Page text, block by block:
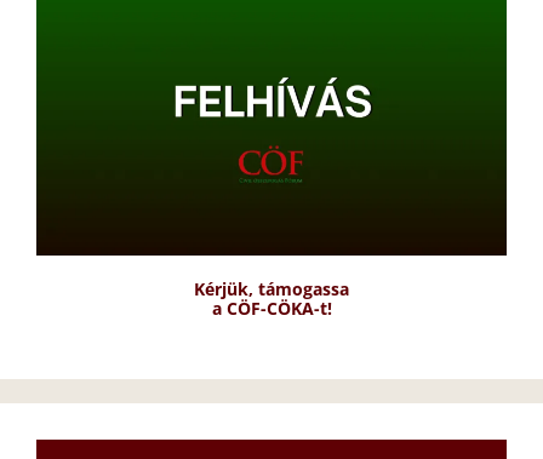
Kérjük, támogassa
a CÖF-CÖKA-t!